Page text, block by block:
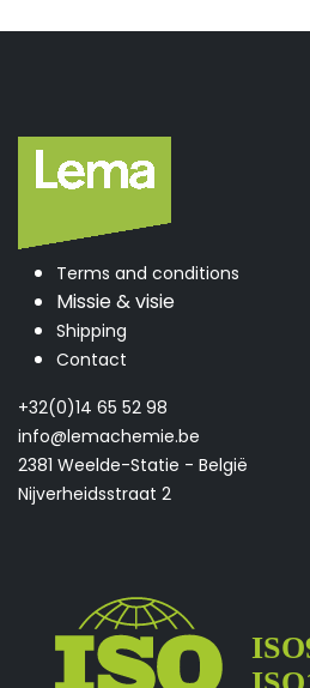
Terms and conditions
Missie & visie
Shipping
Contact
+32(0)14 65 52 98
info@lemachemie.be
2381 Weelde-Statie - België
Nijverheidsstraat 2